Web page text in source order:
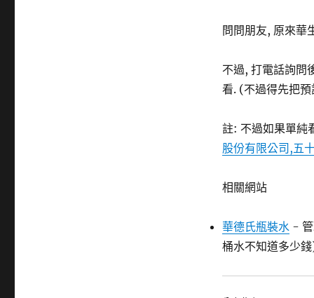
問問朋友, 原來華
不過, 打電話詢問
看. (不過得先把
註: 不過如果單純
股份有限公司,五
相關網站
華德氏瓶裝水- 管
桶水不知道多少